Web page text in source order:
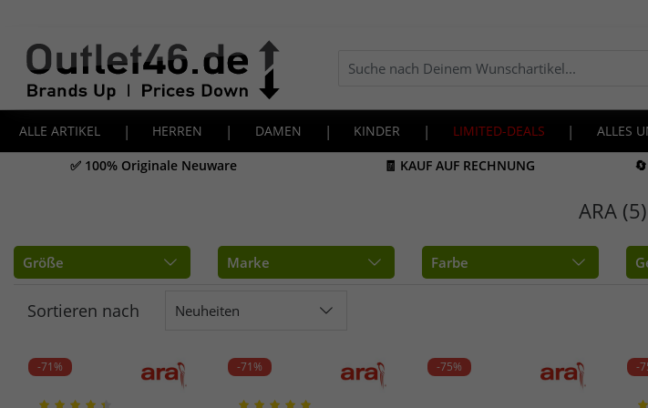
ALLE ARTIKEL | HERREN | DAMEN | KINDER | LIMITED-DEALS | ALLES
✅ 100% Originale Neuware
🧾 KAUF AUF RECHNUNG
ARA (5)
Größe Marke Farbe
Sortieren nach Neuheiten
-71% -71% -75% -